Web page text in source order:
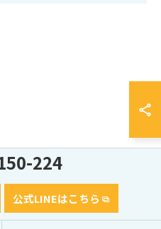
224
公式LINEはこちら